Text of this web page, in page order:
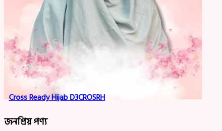
Cross Ready Hijab D3CROSRH
জনপ্রিয় পণ্য